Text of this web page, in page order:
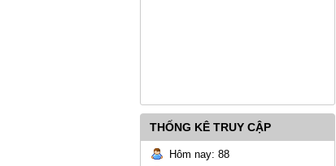
THỐNG KÊ TRUY CẬP
Hôm nay: 88